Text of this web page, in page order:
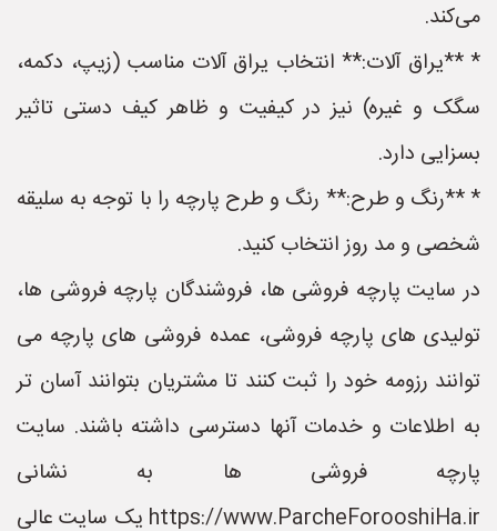
می‌کند.
* **یراق آلات:** انتخاب یراق آلات مناسب (زیپ، دکمه،
سگک و غیره) نیز در کیفیت و ظاهر کیف دستی تاثیر
بسزایی دارد.
* **رنگ و طرح:** رنگ و طرح پارچه را با توجه به سلیقه
شخصی و مد روز انتخاب کنید.
در سایت پارچه فروشی ها، فروشندگان پارچه فروشی ها،
تولیدی های پارچه فروشی، عمده فروشی های پارچه می
توانند رزومه خود را ثبت کنند تا مشتریان بتوانند آسان تر
به اطلاعات و خدمات آنها دسترسی داشته باشند. سایت
پارچه فروشی ها به نشانی
https://www.ParcheForooshiHa.ir یک سایت عالی